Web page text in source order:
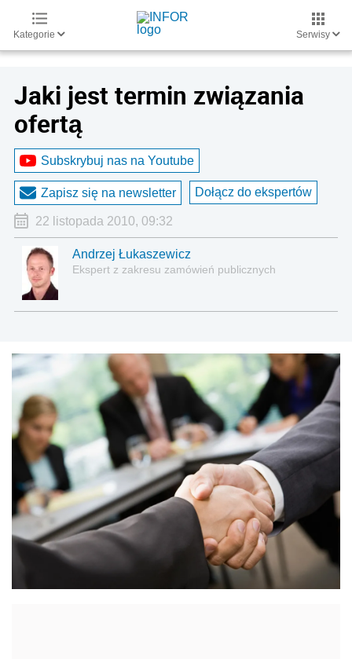
Kategorie Serwisy
Jaki jest termin związania
ofertą
Subskrybuj nas na Youtube
Zapisz się na newsletter Dołącz do ekspertów
22 listopada 2010, 09:32
Andrzej Łukaszewicz
Ekspert z zakresu zamówień publicznych